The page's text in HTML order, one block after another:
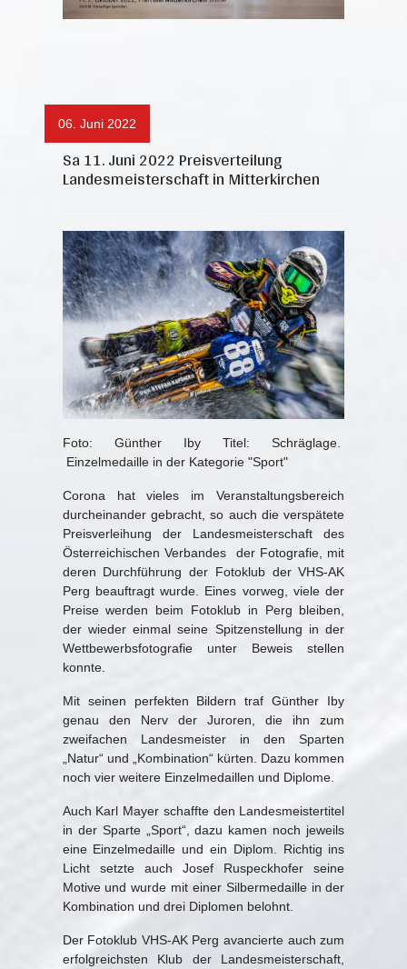
Sa 11. Juni 2022 Preisverteilung
Landesmeisterschaft in Mitterkirchen
06. Juni 2022
Foto: Günther Iby Titel: Schräglage.
Einzelmedaille in der Kategorie "Sport"
Corona hat vieles im Veranstaltungsbereich
durcheinander gebracht, so auch die verspätete
Preisverleihung der Landesmeisterschaft des
Österreichischen Verbandes der Fotografie, mit
deren Durchführung der Fotoklub der VHS-AK
Perg beauftragt wurde. Eines vorweg, viele der
Preise werden beim Fotoklub in Perg bleiben,
der wieder einmal seine Spitzenstellung in der
Wettbewerbsfotografie unter Beweis stellen
konnte.
Mit seinen perfekten Bildern traf Günther Iby
genau den Nerv der Juroren, die ihn zum
zweifachen Landesmeister in den Sparten
„Natur“ und „Kombination“ kürten. Dazu kommen
noch vier weitere Einzelmedaillen und Diplome.
Auch Karl Mayer schaffte den Landesmeistertitel
in der Sparte „Sport“, dazu kamen noch jeweils
eine Einzelmedaille und ein Diplom. Richtig ins
Licht setzte auch Josef Ruspeckhofer seine
Motive und wurde mit einer Silbermedaille in der
Kombination und drei Diplomen belohnt.
Der Fotoklub VHS-AK Perg avancierte auch zum
erfolgreichsten Klub der Landesmeisterschaft,